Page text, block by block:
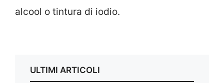
alcool o tintura di iodio.
ULTIMI ARTICOLI